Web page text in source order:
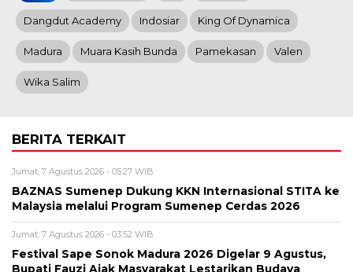
Dangdut Academy Indosiar King Of Dynamica
Madura Muara Kasih Bunda Pamekasan Valen
Wika Salim
BERITA TERKAIT
Jumat, 7 Agustus 2026 - 05:27 WIB
BAZNAS Sumenep Dukung KKN Internasional STITA ke
Malaysia melalui Program Sumenep Cerdas 2026
Jumat, 7 Agustus 2026 - 03:52 WIB
Festival Sape Sonok Madura 2026 Digelar 9 Agustus,
Bupati Fauzi Ajak Masyarakat Lestarikan Budaya